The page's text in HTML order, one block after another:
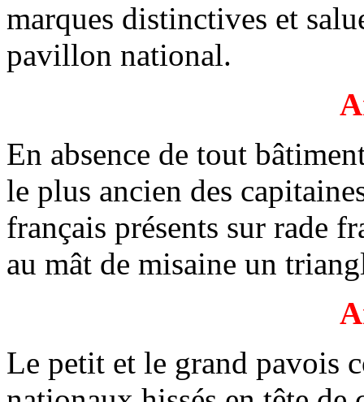
marques distinctives et
pavillon national.
En absence de tout
le plus ancien des
français présents sur rade
au mât de misaine un
Le petit et le grand pavois